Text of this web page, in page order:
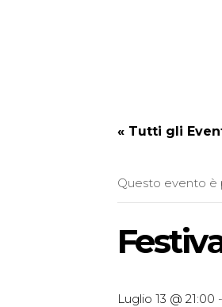
« Tutti gli
Questo evento è
Luglio 13 @ 21:00 -